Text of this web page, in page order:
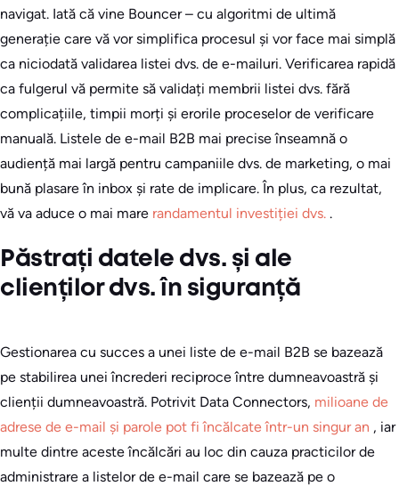
navigat. Iată că vine Bouncer – cu algoritmi de ultimă
generație care vă vor simplifica procesul și vor face mai simplă
ca niciodată validarea listei dvs. de e-mailuri. Verificarea rapidă
ca fulgerul vă permite să validați membrii listei dvs. fără
complicațiile, timpii morți și erorile proceselor de verificare
manuală. Listele de e-mail B2B mai precise înseamnă o
audiență mai largă pentru campaniile dvs. de marketing, o mai
bună plasare în inbox și rate de implicare. În plus, ca rezultat,
vă va aduce o mai mare randamentul investiției dvs. .
Păstrați datele dvs. și ale
clienților dvs. în siguranță
Gestionarea cu succes a unei liste de e-mail B2B se bazează
pe stabilirea unei încrederi reciproce între dumneavoastră și
clienții dumneavoastră. Potrivit Data Connectors, milioane de
adrese de e-mail și parole pot fi încălcate într-un singur an , iar
multe dintre aceste încălcări au loc din cauza practicilor de
administrare a listelor de e-mail care se bazează pe o